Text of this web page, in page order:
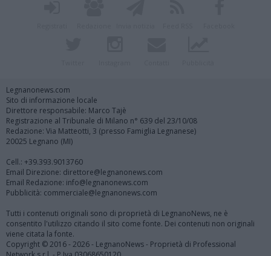
Legnanonews.com
Sito di informazione locale
Direttore responsabile: Marco Tajè
Registrazione al Tribunale di Milano n° 639 del 23/10/08
Redazione: Via Matteotti, 3 (presso Famiglia Legnanese)
20025 Legnano (MI)
Cell.: +39.393.9013760
Email Direzione: direttore@legnanonews.com
Email Redazione: info@legnanonews.com
Pubblicità: commerciale@legnanonews.com
Tutti i contenuti originali sono di proprietà di LegnanoNews, ne è
consentito l'utilizzo citando il sito come fonte. Dei contenuti non originali
viene citata la fonte.
Copyright © 2016 - 2026 - LegnanoNews - Proprietà di Professional